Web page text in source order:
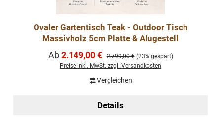
Ovaler Gartentisch Teak - Outdoor Tisch
Massivholz 5cm Platte & Alugestell
Verkaufspreis:
Ab2.149,00 € Regulärer Preis:
2.799,00 € (23% gespart)
Preise inkl. MwSt. zzgl. Versandkosten
Vergleichen
Details